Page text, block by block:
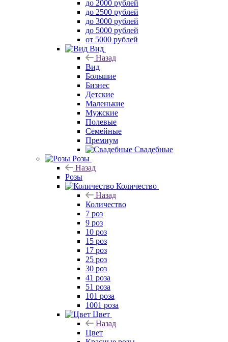
до 2000 рублей
до 2500 рублей
до 3000 рублей
до 5000 рублей
от 5000 рублей
Вид
Назад
Вид
Большие
Бизнес
Детские
Маленькие
Мужские
Полевые
Семейные
Премиум
Свадебные
Розы
Назад
Розы
Количество
Назад
Количество
7 роз
9 роз
10 роз
15 роз
17 роз
25 роз
30 роз
41 роза
51 роза
101 роза
1001 роза
Цвет
Назад
Цвет